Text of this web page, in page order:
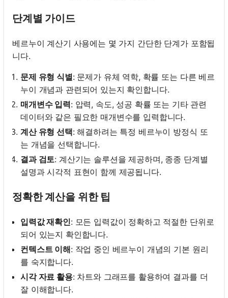
단계별 가이드
베르누이 계산기 사용에는 몇 가지 간단한 단계가 포함됩
니다.
문제 유형 식별: 문제가 유체 역학, 확률 또는 다른 베르
누이 개념과 관련되어 있는지 확인합니다.
매개변수 입력: 압력, 속도, 성공 확률 또는 기타 관련
데이터와 같은 필요한 매개변수를 입력합니다.
계산 유형 선택: 해결하려는 특정 베르누이 방정식 또
는 개념을 선택합니다.
결과 검토: 계산기는 솔루션을 제공하며, 종종 단계별
설명과 시각적 표현이 함께 제공됩니다.
정확한 계산을 위한 팁
입력값 재확인: 모든 입력값이 정확하고 적절한 단위로
되어 있는지 확인합니다.
컨텍스트 이해: 작업 중인 베르누이 개념의 기본 원리
를 숙지합니다.
시각 자료 활용: 차트와 그래프를 활용하여 결과를 더
잘 이해합니다.